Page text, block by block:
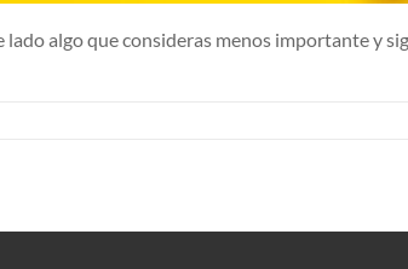
algo que consideras menos importante y